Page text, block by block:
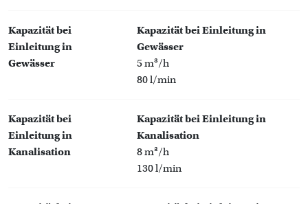
Kapazität bei
Einleitung in
Gewässer
Kapazität bei Einleitung in
Gewässer
5 m³/h
80 l/min
Kapazität bei
Einleitung in
Kanalisation
Kapazität bei Einleitung in
Kanalisation
8 m³/h
130 l/min